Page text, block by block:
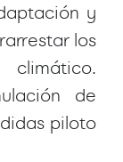
y
los
de
piloto